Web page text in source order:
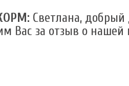
Светлана, добрый
Вас за отзыв о